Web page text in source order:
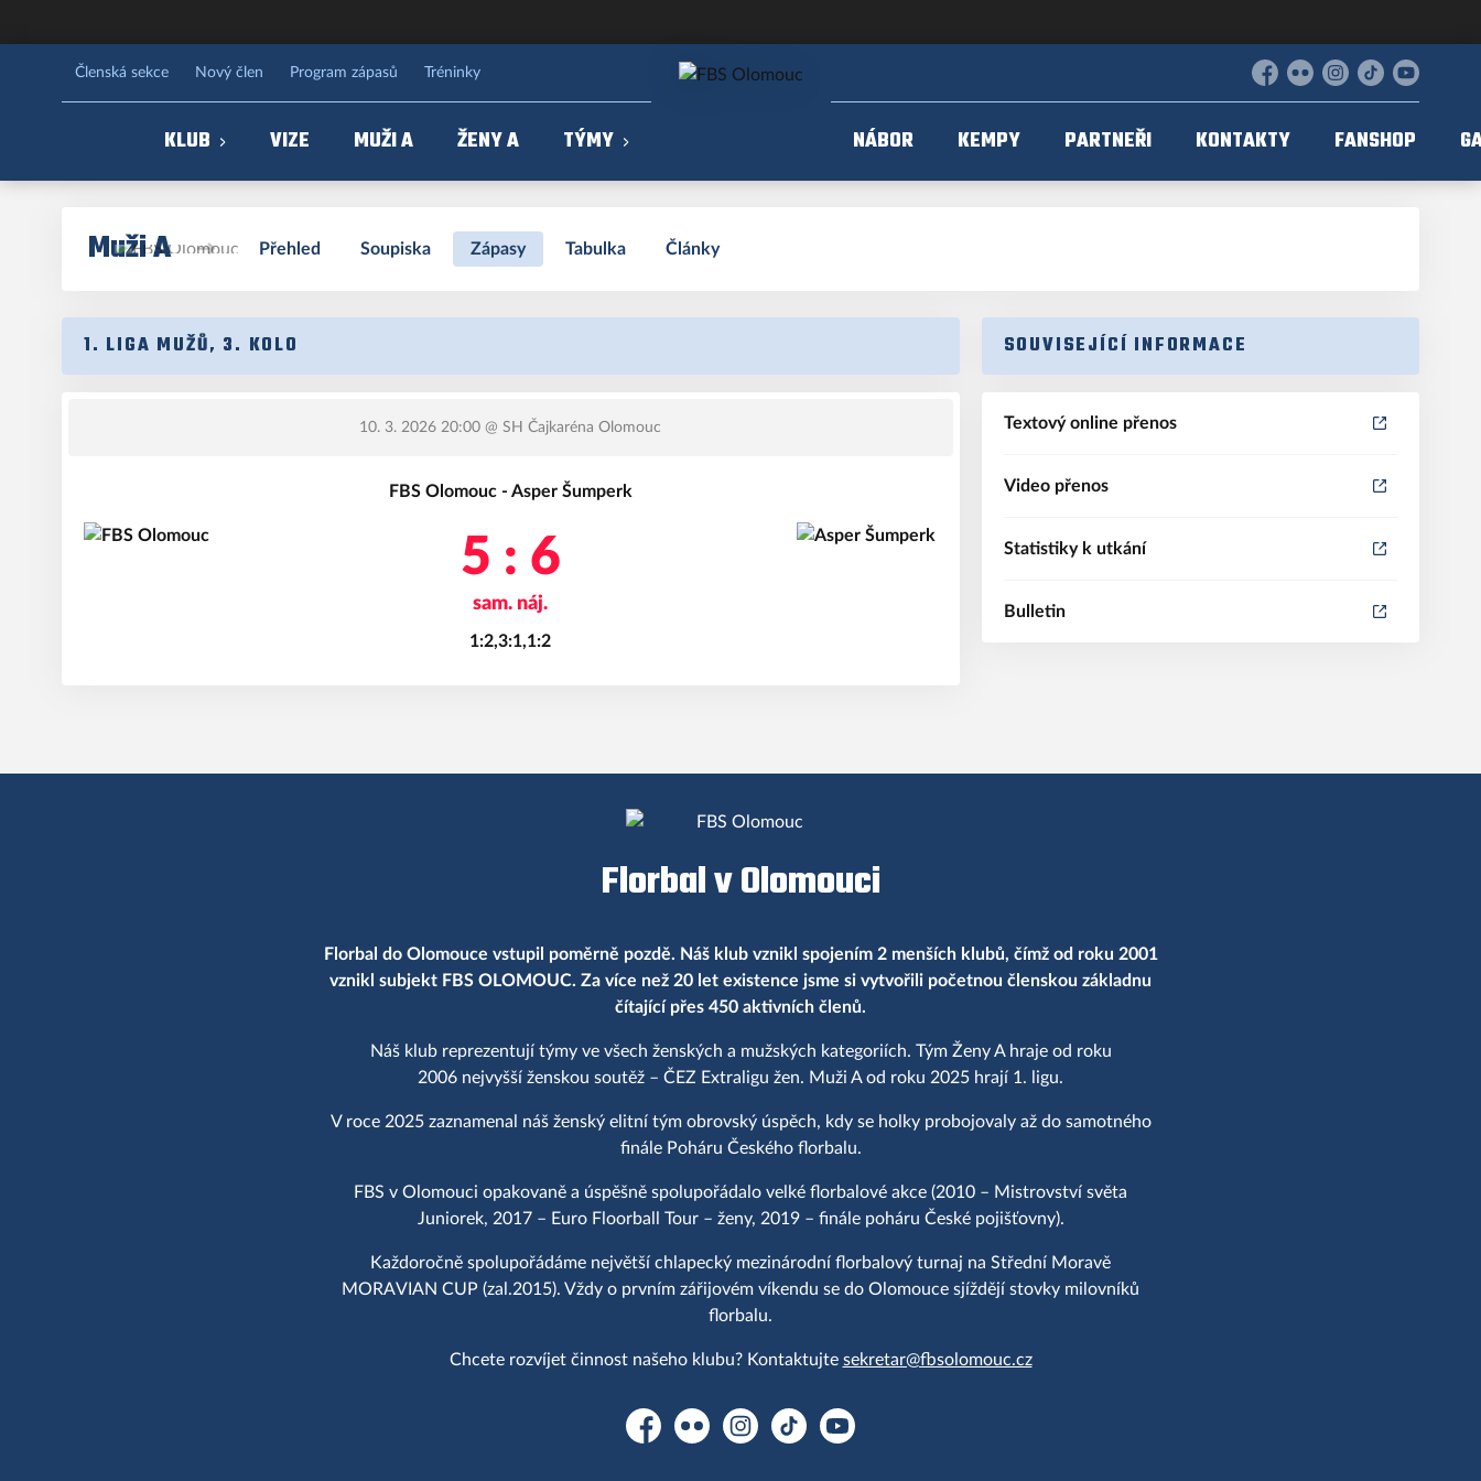
Členská sekce Nový člen Program zápasů Tréninky
Facebook
Flickr Instagram
TikTokYouTube
KLUB VIZE MUŽI A ŽENY A TÝMY NÁBOR KEMPY PARTNEŘI KONTAKTY FANSHOP
Muži A Přehled Soupiska Zápasy Tabulka Články
1. LIGA MUŽŮ, 3. KOLO
10. 3. 2026 20:00 @ SH Čajkaréna Olomouc
FBS Olomouc - Asper Šumperk
5 : 6
sam. náj.
1:2,3:1,1:2
SOUVISEJÍCÍ INFORMACE
Textový online přenos
Video přenos
Statistiky k utkání
Bulletin
Florbal v Olomouci
Florbal do Olomouce vstupil poměrně pozdě. Náš klub vznikl spojením 2 menších klubů, čímž od roku 2001
vznikl subjekt FBS OLOMOUC. Za více než 20 let existence jsme si vytvořili početnou členskou základnu
čítající přes 450 aktivních členů.
Náš klub reprezentují týmy ve všech ženských a mužských kategoriích. Tým Ženy A hraje od roku
2006 nejvyšší ženskou soutěž – ČEZ Extraligu žen. Muži A od roku 2025 hrají 1. ligu.
V roce 2025 zaznamenal náš ženský elitní tým obrovský úspěch, kdy se holky probojovaly až do samotného
finále Poháru Českého florbalu.
FBS v Olomouci opakovaně a úspěšně spolupořádalo velké florbalové akce (2010 – Mistrovství světa
Juniorek, 2017 – Euro Floorball Tour – ženy, 2019 – finále poháru České pojišťovny).
Každoročně spolupořádáme největší chlapecký mezinárodní florbalový turnaj na Střední Moravě
MORAVIAN CUP (zal.2015). Vždy o prvním zářijovém víkendu se do Olomouce sjíždějí stovky milovníků
florbalu.
Chcete rozvíjet činnost našeho klubu? Kontaktujte sekretar@fbsolomouc.cz
FacebookFlickr Instagram
TikTok YouTube